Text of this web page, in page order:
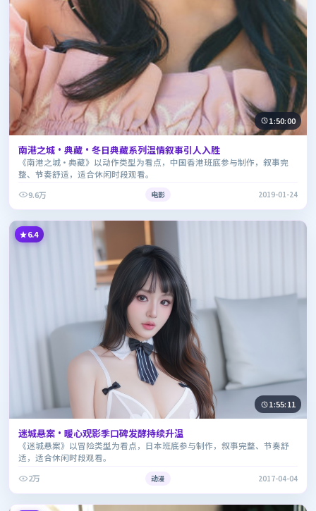
1:50:00
南港之城·典藏·冬日典藏系列温情叙事引人入胜
《南港之城·典藏》以动作类型为看点，中国香港班底参与制作，叙事完
整、节奏舒适，适合休闲时段观看。
9.6万
电影 2019-01-24
6.4
1:55:11
迷城悬案·暖心观影季口碑发酵持续升温
《迷城悬案》以冒险类型为看点，日本班底参与制作，叙事完整、节奏舒
适，适合休闲时段观看。
2万
动漫 2017-04-04